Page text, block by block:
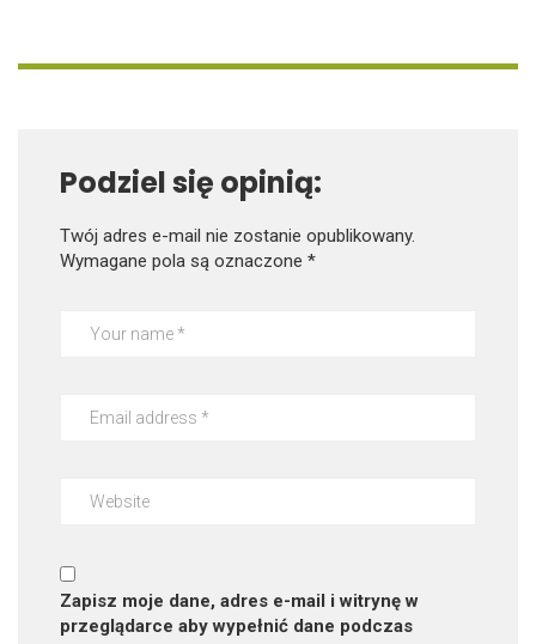
Podziel się opinią:
Twój adres e-mail nie zostanie opublikowany.
Wymagane pola są oznaczone *
Zapisz moje dane, adres e-mail i witrynę w
przeglądarce aby wypełnić dane podczas